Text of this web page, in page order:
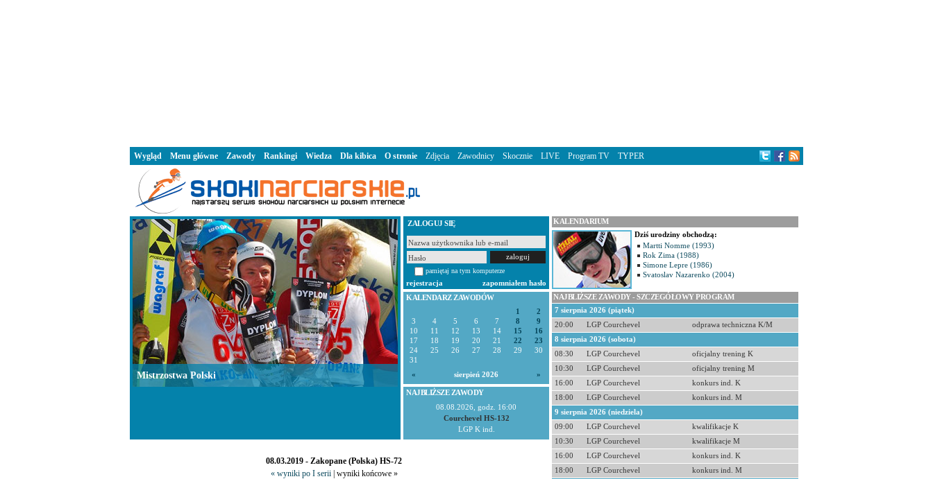
ZALOGUJ SIĘ
pamiętaj na tym komputerze
rejestracja
zapomniałem hasło
KALENDARZ ZAWODÓW
1
2
3
4 5 6 7 8
9
10
11 12 13 14 15
16
17
18 19 20 21 22
23
24
25 26 27 28 29
30
31
«
sierpień 2026 »
NAJBLIŻSZE ZAWODY
08.08.2026, godz. 16:00
Courchevel HS-132
LGP K ind.
08.03.2019 - Zakopane (Polska) HS-72
« wyniki po I serii| wyniki końcowe »
Mistrzostwa Polski
KALENDARIUM
Dziś urodziny obchodzą:
Martti Nomme (1993)
Rok Zima (1988)
Simone Lepre (1986)
Svatoslav Nazarenko (2004)
NAJBLIŻSZE ZAWODY - SZCZEGÓŁOWY PROGRAM
7 sierpnia 2026 (piątek)
20:00
LGP Courchevel
odprawa techniczna K/M
8 sierpnia 2026 (sobota)
08:30
LGP Courchevel
oficjalny trening K
10:30
LGP Courchevel
oficjalny trening M
16:00
LGP Courchevel
konkurs ind. K
18:00
LGP Courchevel
konkurs ind. M
9 sierpnia 2026 (niedziela)
09:00
LGP Courchevel
kwalifikacje K
10:30
LGP Courchevel
kwalifikacje M
16:00
LGP Courchevel
konkurs ind. K
18:00
LGP Courchevel
konkurs ind. M
Wygląd Menu główne Zawody Rankingi Wiedza Dla kibica O stronie Zdjęcia Zawodnicy Skocznie LIVE Program TV TYPER